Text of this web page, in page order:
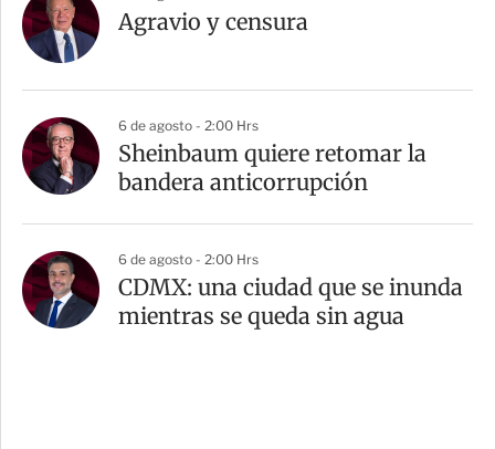
Agravio y censura
6 de agosto - 2:00 Hrs
Sheinbaum quiere retomar la
bandera anticorrupción
6 de agosto - 2:00 Hrs
CDMX: una ciudad que se inunda
mientras se queda sin agua